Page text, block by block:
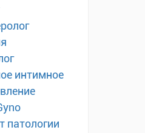
интимное
патологии